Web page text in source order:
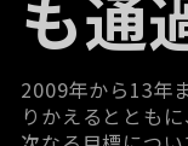
も通
2009年から13年
りかえるとともに